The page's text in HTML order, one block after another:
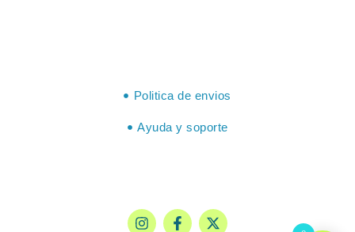
Politica de envios
Ayuda y soporte
I F X